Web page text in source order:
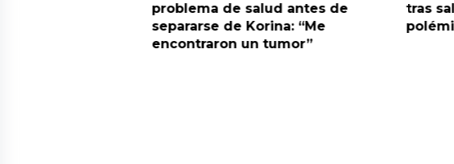
problema de salud antes de
separarse de Korina: “Me
encontraron un tumor”
tras